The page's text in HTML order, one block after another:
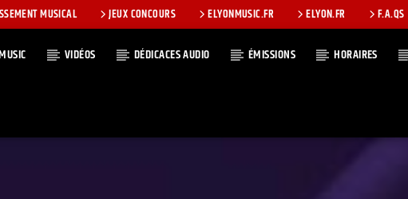
MUSICAL JEUX CONCOURS ELYONMUSIC.FR ELYON.FR F.A.QS
VIDÉOS DÉDICACES AUDIO ÉMISSIONS HORAIRES